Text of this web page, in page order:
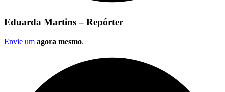
Eduarda Martins – Repórter
Envie um agora mesmo.